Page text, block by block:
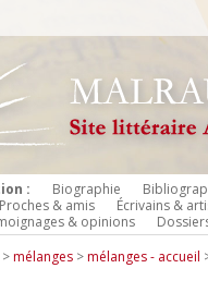
: Biographie
Proches & amis Écrivains &
& opinions
>mélanges >mélanges - accueil